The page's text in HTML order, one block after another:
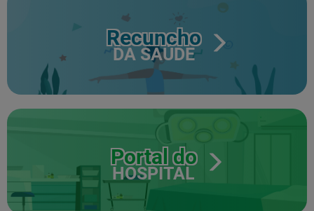
Recuncho
DA SAÚDE
Portal do
HOSPITAL